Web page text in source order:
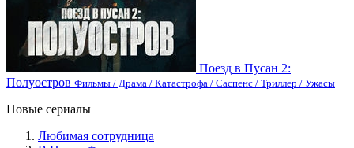
Поезд в Пусан 2:
Полуостров Фильмы / Драма / Катастрофа / Саспенс / Триллер / Ужасы
Новые сериалы
Любимая сотрудница